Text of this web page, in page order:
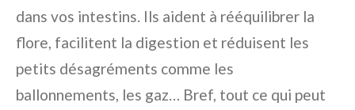
dans vos intestins. Ils aident à rééquilibrer la
flore, facilitent la digestion et réduisent les
petits désagréments comme les
ballonnements, les gaz… Bref, tout ce qui peut